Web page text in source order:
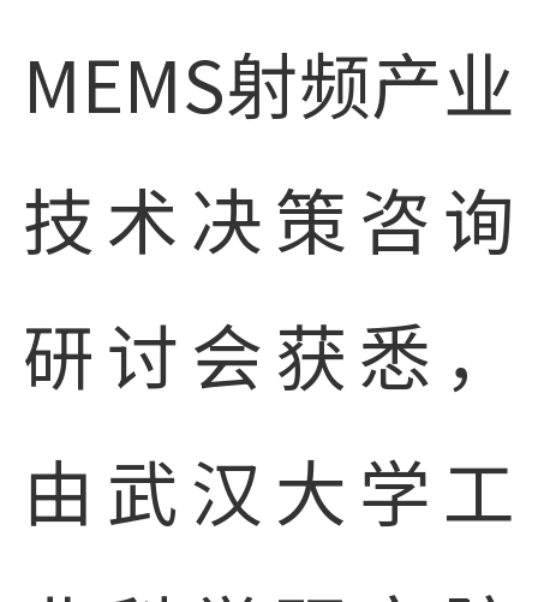
MEMS射频产业
技术决策咨询
研讨会获悉，
由武汉大学工